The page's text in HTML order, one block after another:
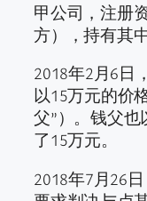
甲公司，注册
方），持有其中
2018年2月6日
以15万元的价
父”）。钱父
了15万元。
2018年7月26